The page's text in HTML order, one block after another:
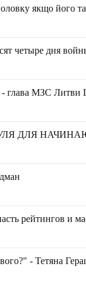
якщо його
четыре дня
глава МЗС Литви
ДЛЯ
рейтингов и
- Тетяна